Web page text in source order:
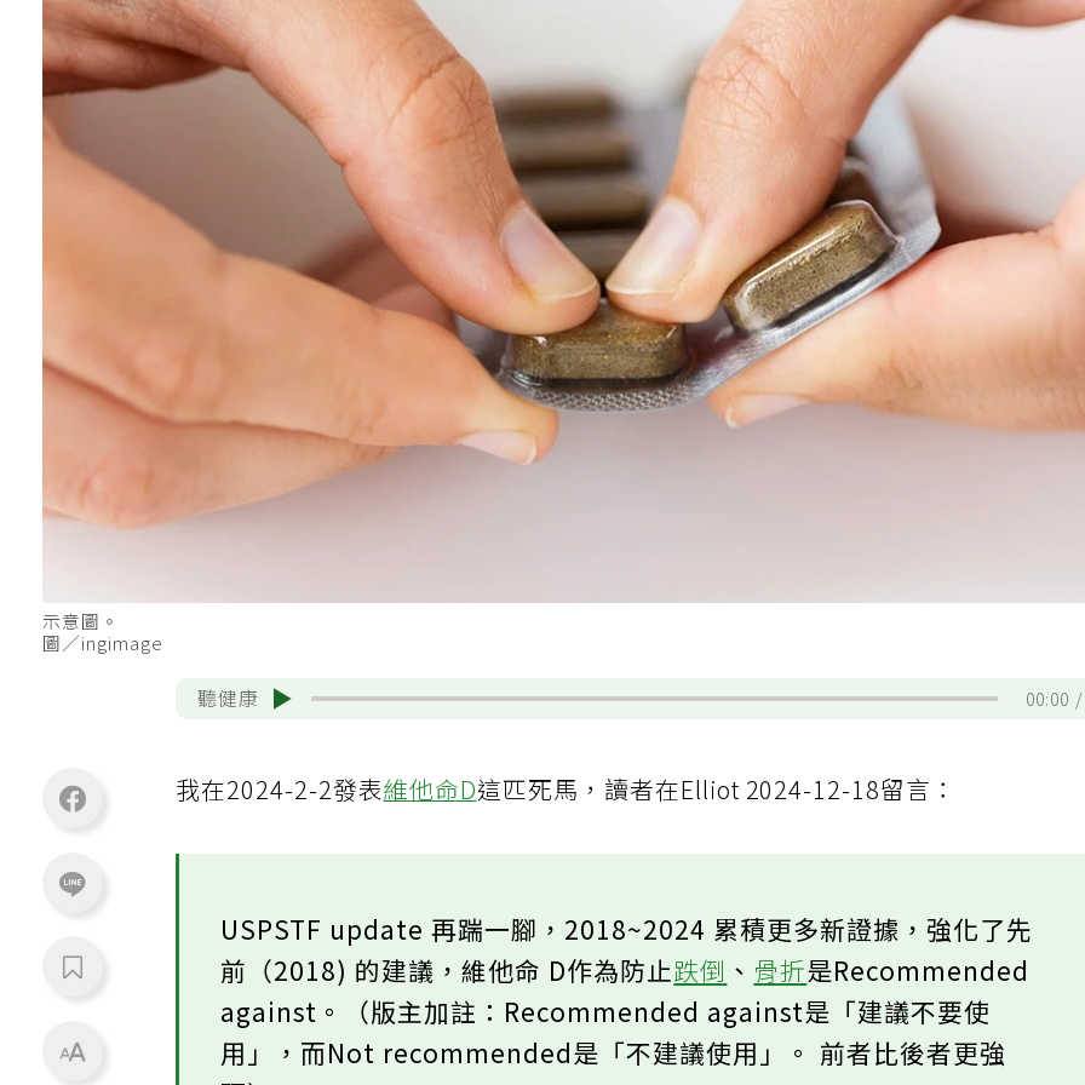
示意圖。
圖／ingimage
聽健康 00:00
我在2024-2-2發表維他命D這匹死馬，讀者在Elliot 2024-12-18留言：
USPSTF update 再踹一腳，2018~2024 累積更多新證據，強化了先
前（2018) 的建議，維他命 D作為防止跌倒、骨折是Recommended
against。（版主加註：Recommended against是「建議不要使
用」，而Not recommended是「不建議使用」。 前者比後者更強